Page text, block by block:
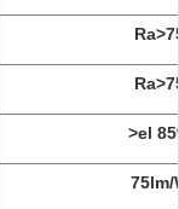
>el
75lm/